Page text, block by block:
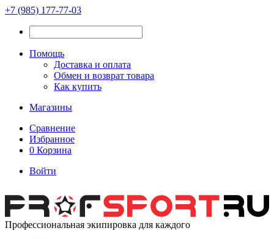
+7 (985) 177-77-03
Помощь
Доставка и оплата
Обмен и возврат товара
Как купить
Магазины
Сравнение
Избранное
0 Корзина
Войти
Профессиональная экипировка для каждого